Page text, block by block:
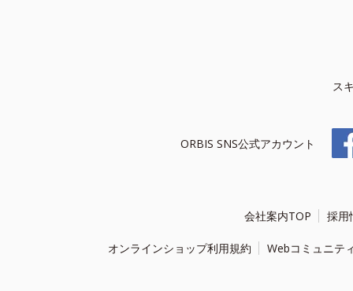
ス
ORBIS SNS公式アカウント
会社案内TOP 採用
オンラインショップ利用規約 Webコミュニテ